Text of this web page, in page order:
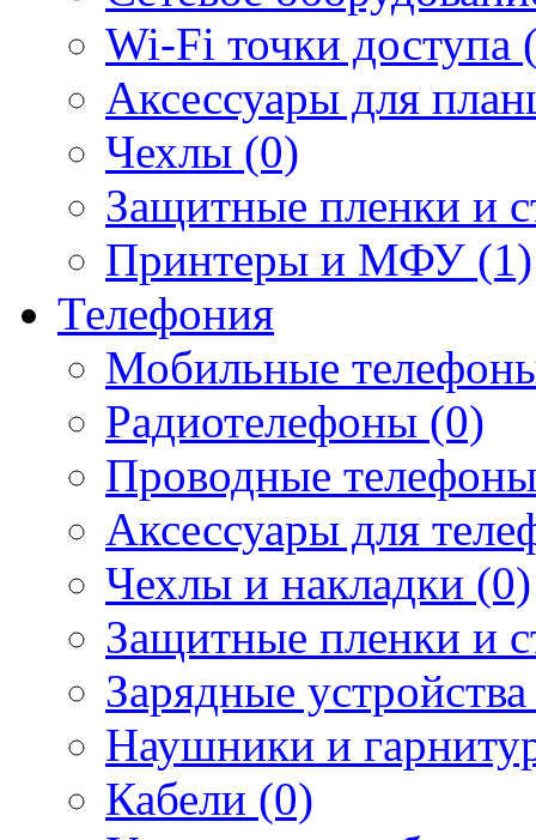
Wi-Fi точки доступа
Аксессуары для
Чехлы (0)
Защитные пленки и
Принтеры и МФУ (1)
Телефония
Мобильные
Радиотелефоны (0)
Проводные
Аксессуары для
Чехлы и накладки (0)
Защитные пленки и
Зарядные
Наушники и
Кабели (0)